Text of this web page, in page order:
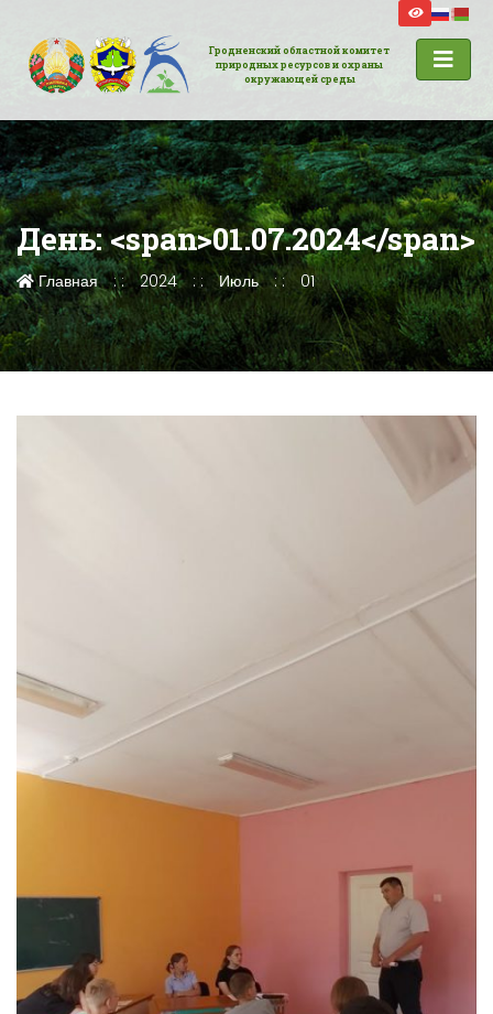
Гродненский областной комитет
природных ресурсов и охраны
окружающей среды
День: <span>01.07.2024</span>
Главная 2024 Июль 01